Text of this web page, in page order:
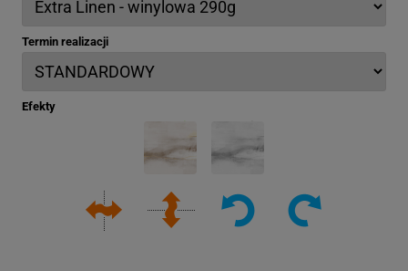
Termin realizacji
Efekty